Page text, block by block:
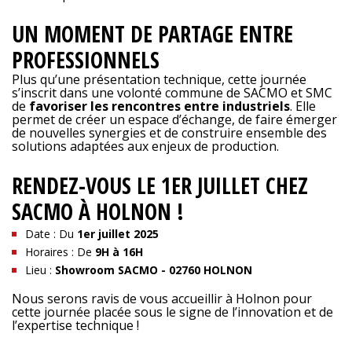
UN MOMENT DE PARTAGE ENTRE
PROFESSIONNELS
Plus qu’une présentation technique, cette journée
s’inscrit dans une volonté commune de SACMO et SMC
de favoriser les rencontres entre industriels. Elle
permet de créer un espace d’échange, de faire émerger
de nouvelles synergies et de construire ensemble des
solutions adaptées aux enjeux de production.
RENDEZ-VOUS LE 1ER JUILLET CHEZ
SACMO À HOLNON !
Date : Du 1er juillet 2025
Horaires : De 9H à 16H
Lieu : Showroom SACMO - 02760 HOLNON
Nous serons ravis de vous accueillir à Holnon pour
cette journée placée sous le signe de l’innovation et de
l’expertise technique !